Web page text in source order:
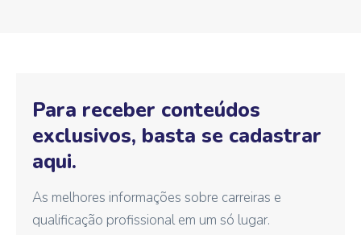
Para receber conteúdos
exclusivos, basta se cadastrar
aqui.
As melhores informações sobre carreiras e
qualificação profissional em um só lugar.